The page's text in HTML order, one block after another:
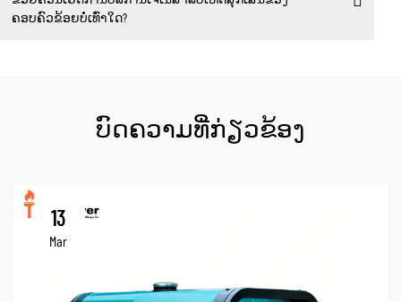
ຄອບຄົວຂ້ອຍບໍ່ເທົ່າໃດ?
ບົດຄວາມທີ່ກ່ຽວຂ້ອງ
13
Mar